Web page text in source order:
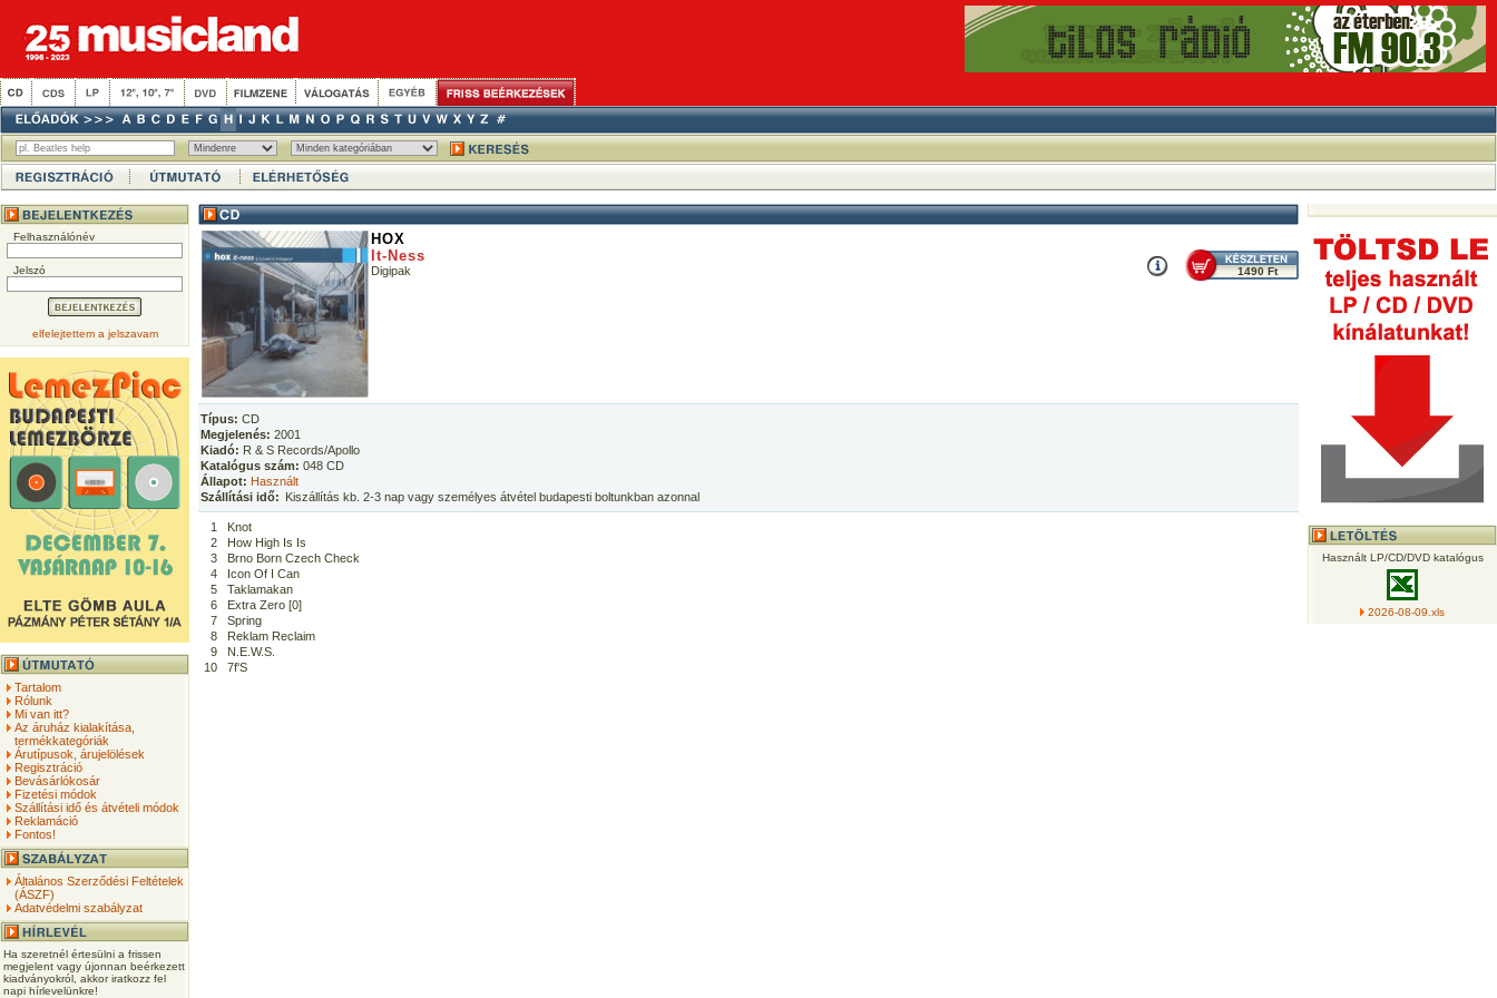
Felhasználónév
Jelszó
elfelejtettem a jelszavam
Tartalom
Rólunk
Mi van itt?
Az áruház kialakítása,
termékkategóriák
Árutípusok, árujelölések
Regisztráció
Bevásárlókosár
Fizetési módok
Szállítási idő és átvételi módok
Reklamáció
Fontos!
Általános Szerződési Feltételek
(ÁSZF)
Adatvédelmi szabályzat
Ha szeretnél értesülni a frissen
megjelent vagy újonnan beérkezett
kiadványokról, akkor iratkozz fel
napi hírlevelünkre!
HOX
It-Ness
Digipak 1490 Ft
Típus: CD
Megjelenés: 2001
Kiadó: R & S Records/Apollo
Katalógus szám: 048 CD
Állapot: Használt
Szállítási idő: Kiszállítás kb. 2-3 nap vagy személyes átvétel budapesti boltunkban azonnal
1
Knot
2
How High Is Is
3
Brno Born Czech Check
4
Icon Of I Can
5
Taklamakan
6
Extra Zero [0]
7
Spring
8
Reklam Reclaim
9
N.E.W.S.
10
7f'S
Használt LP/CD/DVD katalógus
2026-08-09.xls